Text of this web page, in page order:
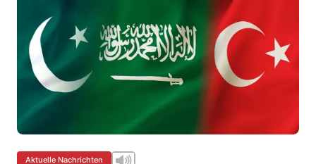
Aktuelle Nachrichten